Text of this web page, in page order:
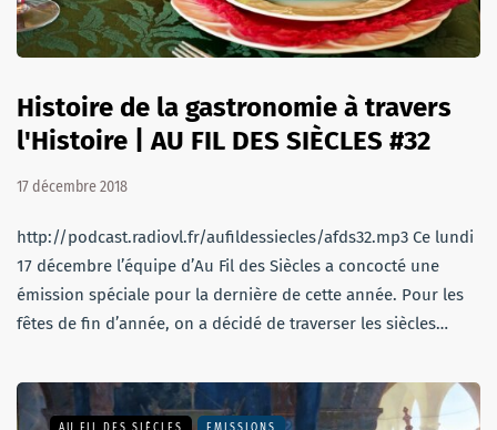
Histoire de la gastronomie à travers
l'Histoire | AU FIL DES SIÈCLES #32
17 décembre 2018
http://podcast.radiovl.fr/aufildessiecles/afds32.mp3 Ce lundi
17 décembre l’équipe d’Au Fil des Siècles a concocté une
émission spéciale pour la dernière de cette année. Pour les
fêtes de fin d’année, on a décidé de traverser les siècles…